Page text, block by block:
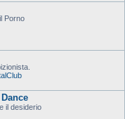
Porno
il desiderio